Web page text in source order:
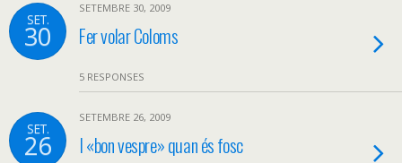
SET.
30
SETEMBRE 30, 2009
Fer volar Coloms
5 RESPONSES
SET.
26
SETEMBRE 26, 2009
I «bon vespre» quan és fosc